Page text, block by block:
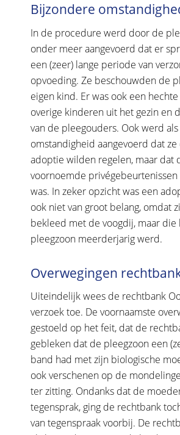
Bijzondere
In de procedure werd door de
onder meer aangevoerd dat er
een (zeer) lange periode van
opvoeding. Ze beschouwden de
eigen kind. Er was ook een
overige kinderen uit het gezin en
van de pleegouders. Ook werd als
omstandigheid aangevoerd dat
adoptie wilden regelen, maar dat
voornoemde
was. In zeker opzicht was een
ook niet van groot belang, omdat
bekleed met de voogdij, maar
pleegzoon meerderjarig werd.
Overwegingen
Uiteindelijk wees de rechtbank
verzoek toe. De voornaamste
gestoeld op het feit, dat de
gebleken dat de pleegzoon een
band had met zijn biologische
ook verschenen op de
ter zitting. Ondanks dat de
tegensprak, ging de rechtbank
van tegenspraak voorbij. De